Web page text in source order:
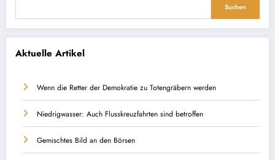
Suchen
Aktuelle Artikel
Wenn die Retter der Demokratie zu Totengräbern werden
Niedrigwasser: Auch Flusskreuzfahrten sind betroffen
Gemischtes Bild an den Börsen